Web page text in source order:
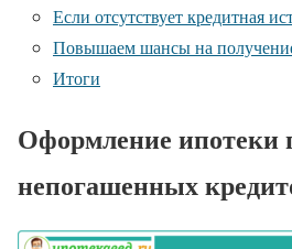
Если отсутствует кредитная
Повышаем шансы на
Итоги
Оформление ипотеки
непогашенных